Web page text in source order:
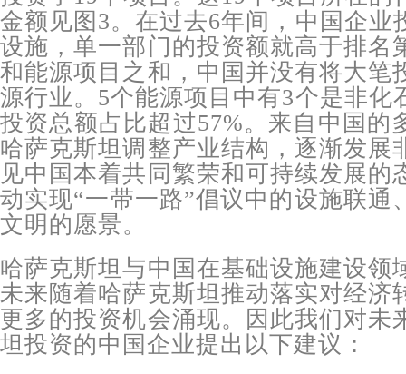
金额见图3。在过去6年间，中国企业
设施，单一部门的投资额就高于排名
和能源项目之和，中国并没有将大笔
源行业。5个能源项目中有3个是非化
投资总额占比超过57%。来自中国的
哈萨克斯坦调整产业结构，逐渐发展
见中国本着共同繁荣和可持续发展的
动实现“一带一路”倡议中的设施联通
文明的愿景。
哈萨克斯坦与中国在基础设施建设领
未来随着哈萨克斯坦推动落实对经济
更多的投资机会涌现。因此我们对未
坦投资的中国企业提出以下建议：